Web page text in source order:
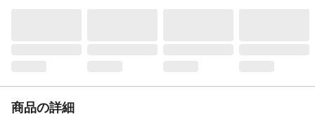
商品の詳細